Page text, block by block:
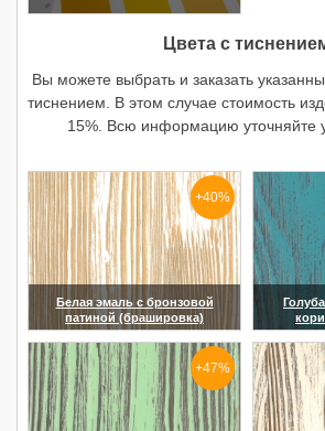
Цвета с
Вы можете выбрать и заказать
тиснением. В этом случае стоимость
15%. Всю информацию уточняйте
Белая эмаль с бронзовой
патиной (брашировка)
(увеличить)
+40%
+47%